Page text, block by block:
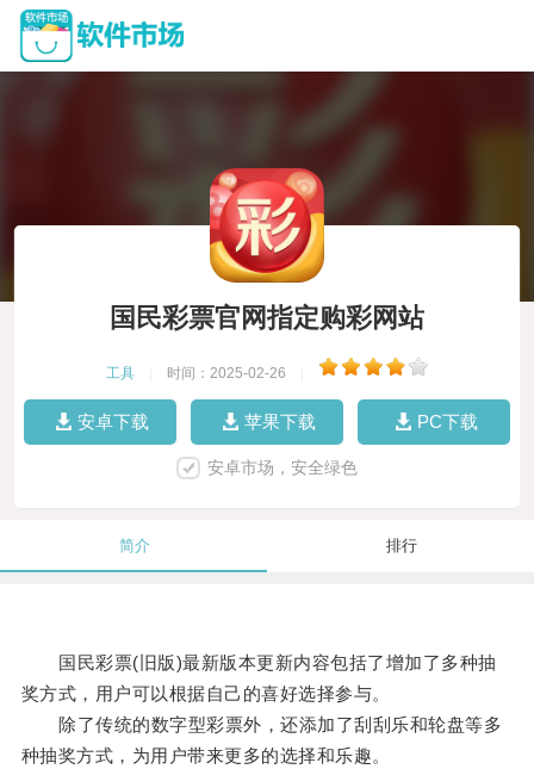
国民彩票官网指定购彩网站
工具 时间：2025-02-26
安卓下载 苹果下载 PC下载
安卓市场，安全绿色
简介 排行
国民彩票(旧版)最新版本更新内容包括了增加了多种抽
奖方式，用户可以根据自己的喜好选择参与。
除了传统的数字型彩票外，还添加了刮刮乐和轮盘等多
种抽奖方式，为用户带来更多的选择和乐趣。